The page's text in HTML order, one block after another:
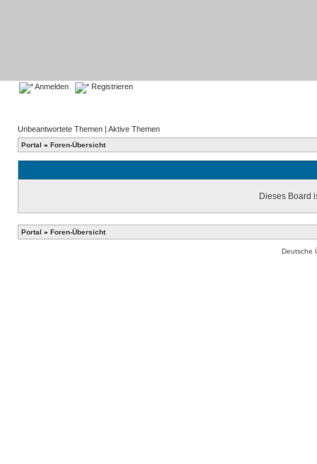
Anmelden Registrieren
Unbeantwortete Themen | Aktive Themen
Portal » Foren-Übersicht
Dieses Board
Portal » Foren-Übersicht
Deutsche